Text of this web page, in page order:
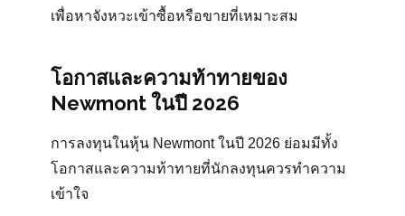
เพื่อหาจังหวะเข้าซื้อหรือขายที่เหมาะสม
โอกาสและความท้าทายของ
Newmont ในปี 2026
การลงทุนในหุ้น Newmont ในปี 2026 ย่อมมีทั้ง
โอกาสและความท้าทายที่นักลงทุนควรทำความ
เข้าใจ